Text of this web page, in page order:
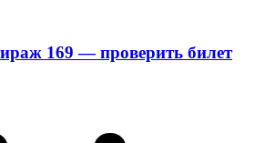
169 — проверить билет